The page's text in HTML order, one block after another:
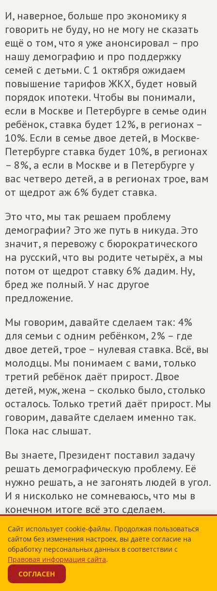
И, наверное, больше про экономику я
говорить не буду, но не могу не сказать
ещё о том, что я уже анонсировал – про
нашу демографию и про поддержку
семей с детьми. С 1 октября ожидаем
повышение тарифов ЖКХ, будет новый
порядок ипотеки. Чтобы вы понимали,
если в Москве и Петербурге в семье один
ребёнок, ставка будет 12%, в регионах –
10%. Если в семье двое детей, в Москве-
Петербурге ставка будет 10%, в регионах
– 8%, а если в Москве и в Петербурге у
вас четверо детей, а в регионах трое, вам
от щедрот аж 6% будет ставка.
Это что, мы так решаем проблему
демографии? Это же путь в никуда. Это
значит, я перевожу с бюрократического
на русский, что вы родите четырёх, а мы
потом от щедрот ставку 6% дадим. Ну,
бред же полный. У нас другое
предложение.
Мы говорим, давайте сделаем так: 4%
для семьи с одним ребёнком, 2% – где
двое детей, трое – нулевая ставка. Всё, вы
молодцы. Мы понимаем с вами, только
третий ребёнок даёт прирост. Двое
детей, муж, жена – сколько было, столько
осталось. Только третий даёт прирост. Мы
говорим, давайте сделаем именно так.
Пока нас слышат.
Вы знаете, Президент поставил задачу
решать демографическую проблему. Её
нужно решать, а не загонять людей в угол.
И я нисколько не сомневаюсь, что мы в
конечном итоге всё это сделаем.
Теперь ещё по демографии. Конечно,
нужна прогрессия материнского
капитала. Мы же понимаем, что нужно
стимулировать и первого ребёнка, и
второго, и третьего. Кстати, вот
Сайт использует cookie-файлы. Продолжая пользоваться
сайтом без изменения настроек, вы даёте согласие на
обработку персональных данных в соответствии с
Правовая информация сайта.
СОГЛАСЕН